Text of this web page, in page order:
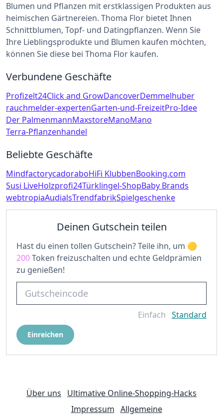
Blumen und Pflanzen mit erstklassigen Produkten aus
heimischen Gärtnereien. Thoma Flor bietet Ihnen
Schnittblumen, Topf- und Datingpflanzen. Wenn Sie
Ihre Lieblingsprodukte und Blumen kaufen möchten,
können Sie diese bei Thoma Flor kaufen.
Verbundene Geschäfte
Profizelt24Click and GrowDancoverDemmelhuber
rauchmelder-expertenGarten-und-FreizeitPro-Idee
Der PalmenmannMaxstoreManoMano
Terra-Pflanzenhandel
Beliebte Geschäfte
MindfactorycadoraboHiFi KlubbenBooking.com
Susi LiveHolzprofi24Türklingel-ShopBaby Brands
webtropiaAudialsTrendfabrikSpielgeschenke
Deinen Gutschein teilen
Hast du einen tollen Gutschein? Teile ihn, um
200Token freizuschalten und echte Geldprämien
zu genießen!
Einfach Standard
Einreichen
Über uns
Ultimative Online-Shopping-Hacks
Impressum Allgemeine